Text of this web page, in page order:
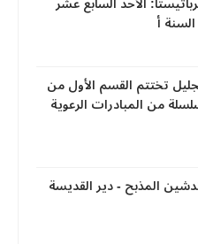
أ
تختتم القسم الأول من
من المبادرات الرعوية
المذبح - دير القديسة